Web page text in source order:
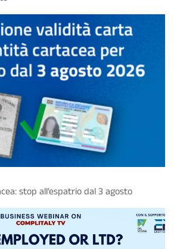
stop all’espatrio dal 3 agosto